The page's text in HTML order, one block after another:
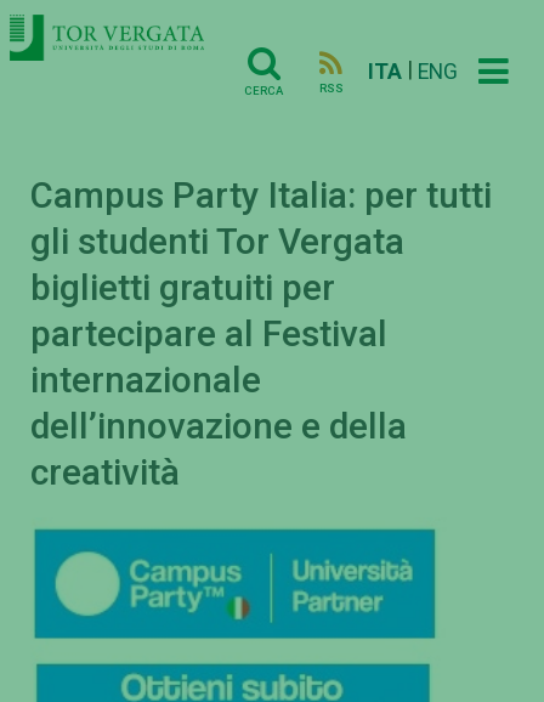
CERCA RSS
ITA ENG
Campus Party Italia: per tutti
gli studenti Tor Vergata
biglietti gratuiti per
partecipare al Festival
internazionale
dell’innovazione e della
creatività